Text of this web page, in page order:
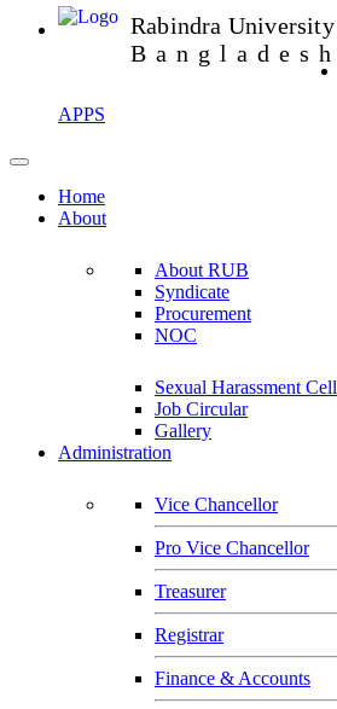
Rabindra University
Bangladesh
APPS
Home
About
About RUB
Syndicate
Procurement
NOC
Sexual Harassment Cell
Job Circular
Gallery
Administration
Vice Chancellor
Pro Vice Chancellor
Treasurer
Registrar
Finance & Accounts